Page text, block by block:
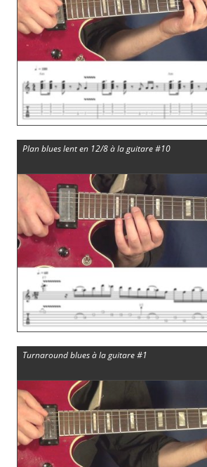
Plan blues lent en 12/8 à la guitare #10
Turnaround blues à la guitare #1